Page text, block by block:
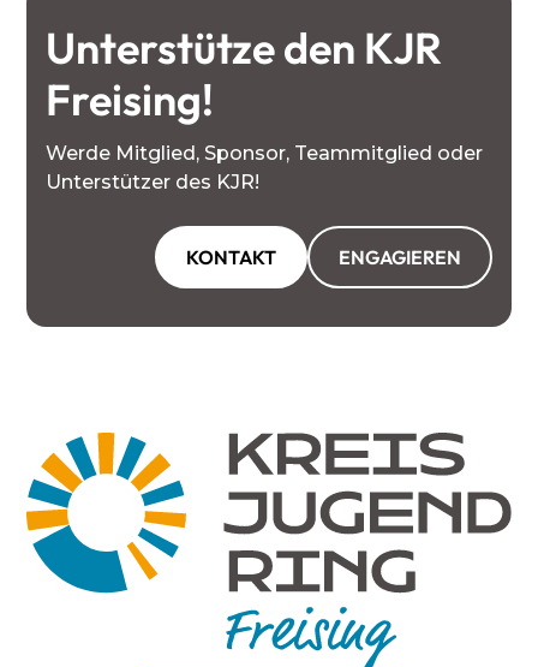
Unterstütze den KJR
Freising!
Werde Mitglied, Sponsor, Teammitglied oder
Unterstützer des KJR!
KONTAKT ENGAGIEREN